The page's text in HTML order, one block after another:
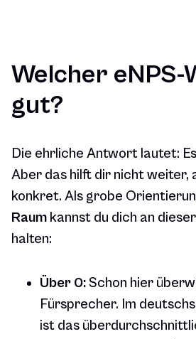
Welcher
gut?
Die ehrliche Antwort lautet:
Aber das hilft dir nicht weiter,
konkret. Als grobe
Raum kannst du dich an
halten:
Über 0:Schon hier
Fürsprecher. Im
ist das